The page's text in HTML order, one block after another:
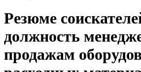
Резюме
должность
продажам